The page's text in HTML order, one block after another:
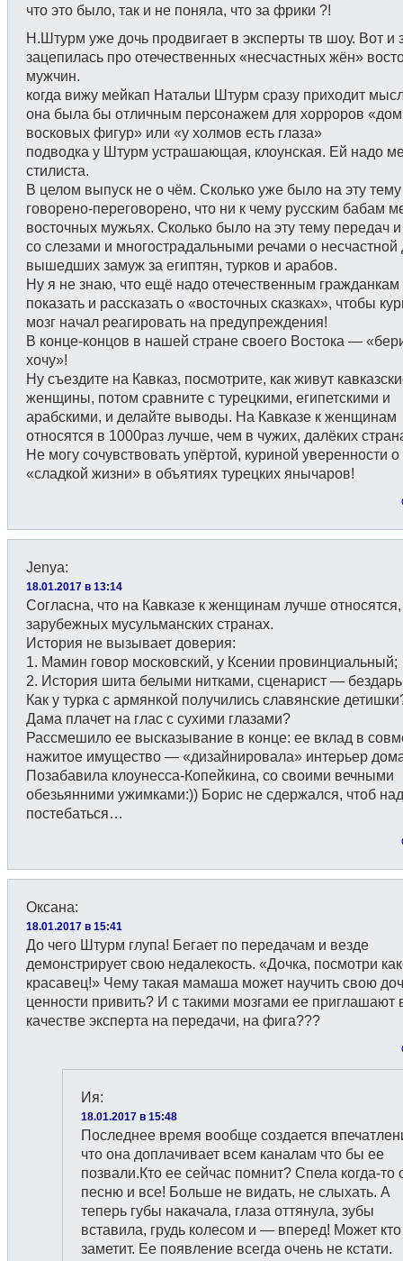
что это было, так и не поняла, что за фрики ?!
Н.Штурм уже дочь продвигает в эксперты тв шоу. Вот и
зацепилась про отечественных «несчастных жён»
мужчин.
когда вижу мейкап Натальи Штурм сразу приходит
она была бы отличным персонажем для хорроров «дом
восковых фигур» или «у холмов есть глаза»
подводка у Штурм устрашающая, клоунская. Ей надо
стилиста.
В целом выпуск не о чём. Сколько уже было на эту тему
говорено-переговорено, что ни к чему русским бабам
восточных мужьях. Сколько было на эту тему передач
со слезами и многострадальными речами о несчастной
вышедших замуж за египтян, турков и арабов.
Ну я не знаю, что ещё надо отечественным гражданкам
показать и рассказать о «восточных сказках», чтобы
мозг начал реагировать на предупреждения!
В конце-концов в нашей стране своего Востока —
хочу»!
Ну съездите на Кавказ, посмотрите, как живут
женщины, потом сравните с турецкими, египетскими и
арабскими, и делайте выводы. На Кавказе к женщинам
относятся в 1000раз лучше, чем в чужих, далёких
Не могу сочувствовать упёртой, куриной уверенности о
«сладкой жизни» в объятиях турецких янычаров!
Jenyа:
18.01.2017 в 13:14
Согласна, что на Кавказе к женщинам лучше
зарубежных мусульманских странах.
История не вызывает доверия:
1. Мамин говор московский, у Ксении провинциальный;
2. История шита белыми нитками, сценарист —
Как у турка с армянкой получились славянские
Дама плачет на глас с сухими глазами?
Рассмешило ее высказывание в конце: ее вклад в
нажитое имущество — «дизайнировала» интерьер
Позабавила клоунесса-Копейкина, со своими вечными
обезьянними ужимками:)) Борис не сдержался, чтоб
постебаться…
Оксана:
18.01.2017 в 15:41
До чего Штурм глупа! Бегает по передачам и везде
демонстрирует свою недалекость. «Дочка, посмотри
красавец!» Чему такая мамаша может научить свою
ценности привить? И с такими мозгами ее приглашают
качестве эксперта на передачи, на фига???
Ия:
18.01.2017 в 15:48
Последнее время вообще создается
что она доплачивает всем каналам что бы ее
позвали.Кто ее сейчас помнит? Спела когда-то
песню и все! Больше не видать, не слыхать. А
теперь губы накачала, глаза оттянула, зубы
вставила, грудь колесом и — вперед! Может
заметит. Ее появление всегда очень не кстати.